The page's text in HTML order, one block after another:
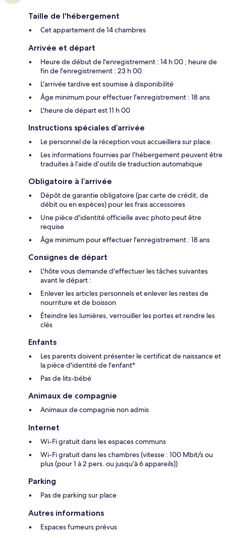
Taille de l'hébergement
Cet appartement de 14 chambres
Arrivée et départ
Heure de début de l'enregistrement : 14 h 00 ; heure de
fin de l'enregistrement : 23 h 00.
L'arrivée tardive est soumise à disponibilité
Âge minimum pour effectuer l'enregistrement : 18 ans
L'heure de départ est 11 h 00
Instructions spéciales d’arrivée
Le personnel de la réception vous accueillera sur place.
Les informations fournies par l’hébergement peuvent être
traduites à l’aide d’outils de traduction automatique
Obligatoire à l’arrivée
Dépôt de garantie obligatoire (par carte de crédit, de
débit ou en espèces) pour les frais accessoires
Une pièce d'identité officielle avec photo peut être
requise
Âge minimum pour effectuer l'enregistrement : 18 ans
Consignes de départ
L'hôte vous demande d'effectuer les tâches suivantes
avant le départ :
Enlever les articles personnels et enlever les restes de
nourriture et de boisson
Éteindre les lumières, verrouiller les portes et rendre les
clés
Enfants
Les parents doivent présenter le certificat de naissance et
la pièce d'identité de l'enfant*
Pas de lits-bébé
Animaux de compagnie
Animaux de compagnie non admis
Internet
Wi-Fi gratuit dans les espaces communs
Wi-Fi gratuit dans les chambres (vitesse : 100 Mbit/s ou
plus (pour 1 à 2 pers. ou jusqu’à 6 appareils))
Parking
Pas de parking sur place
Autres informations
Espaces fumeurs prévus